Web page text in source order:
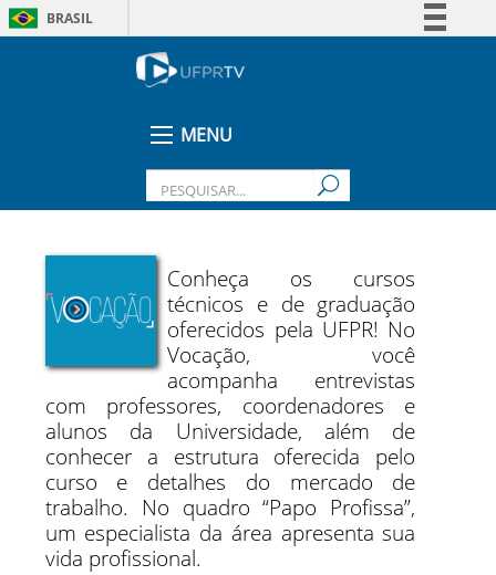
BRASIL
Legislação
MENU
Conheça os cursos
técnicos e de graduação
oferecidos pela UFPR! No
Vocação, você
acompanha entrevistas
com professores, coordenadores e
alunos da Universidade, além de
conhecer a estrutura oferecida pelo
curso e detalhes do mercado de
trabalho. No quadro “Papo Profissa”,
um especialista da área apresenta sua
vida profissional.